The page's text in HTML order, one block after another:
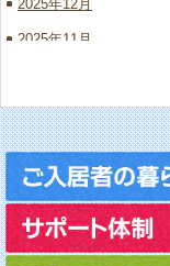
2025年12月
2025年11月
2025年9月
2025年8月
2025年7月
2025年6月
2025年5月